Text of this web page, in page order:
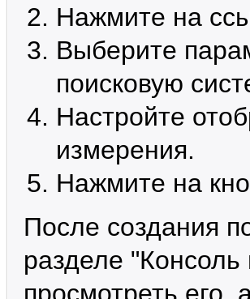
Нажмите на
Выберите
поисковую
Настройте
измерения.
Нажмите на
После создания
разделе